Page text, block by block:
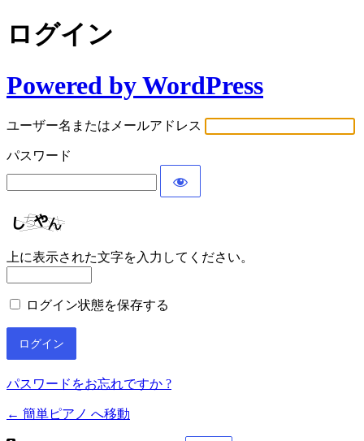
ログイン
Powered by WordPress
ユーザー名またはメールアドレス
パスワード
上に表示された文字を入力してください。
ログイン状態を保存する
パスワードをお忘れですか ?
← 簡単ピアノ へ移動